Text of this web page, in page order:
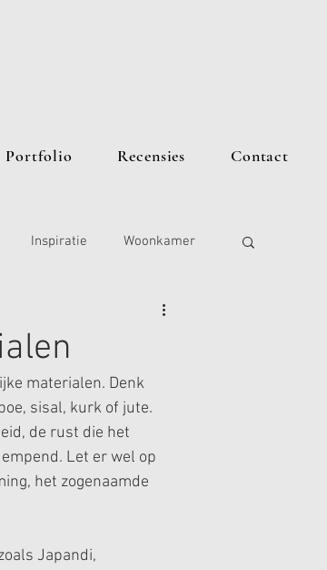
Portfolio Recensies Contact
Inspiratie Woonkamer
materialen. Denk
sisal, kurk of jute.
de rust die het
Let er wel op
het zogenaamde
Japandi,